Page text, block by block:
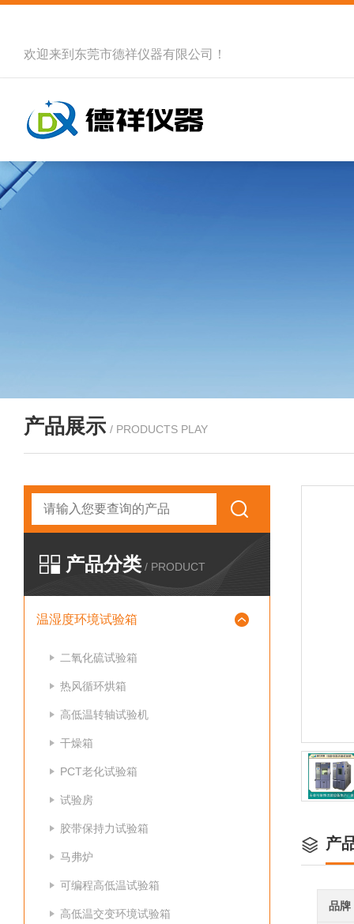
欢迎来到 东莞市德祥仪器有限公司 ！
产品展示 / PRODUCTS PLAY
产品分类 / PRODUCT
温湿度环境试验箱
二氧化硫试验箱
热风循环烘箱
高低温转轴试验机
干燥箱
PCT老化试验箱
试验房
胶带保持力试验箱
马弗炉
可编程高低温试验箱
高低温交变环境试验箱
产
品牌